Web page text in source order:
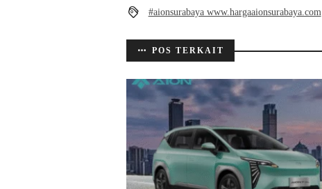
#aionsurabaya www.hargaaionsurabaya.com
POS TERKAIT